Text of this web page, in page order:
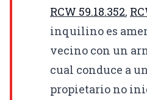
RCW 59.18.352,
inquilino es
vecino con un
cual conduce a
propietario no